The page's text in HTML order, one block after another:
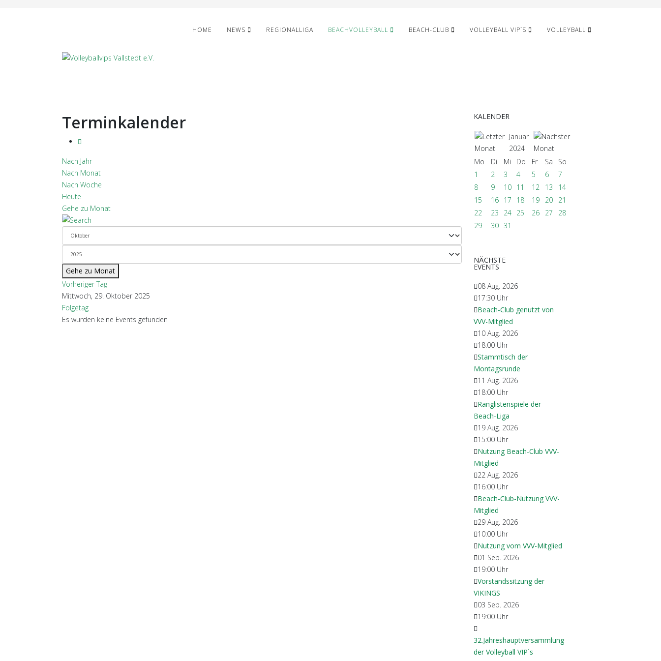
HOME NEWS REGIONALLIGA BEACHVOLLEYBALL BEACH-CLUB VOLLEYBALL VIP´S VOLLEYBALL
Terminkalender
Nach Jahr
Nach Monat
Nach Woche
Heute
Gehe zu Monat
Gehe zu Monat
Vorheriger Tag
Mittwoch, 29. Oktober 2025
Folgetag
Es wurden keine Events gefunden
KALENDER
Januar
2024
Mo
Di Mi Do Fr Sa
So
1
2 3 4 5 6
7
8
9 10 11 12 13
14
15
16 17 18 19 20
21
22
23 24 25 26 27
28
29
30 31
NÄCHSTE
EVENTS
08 Aug. 2026
17:30 Uhr
Beach-Club genutzt von
VVV-Mitglied
10 Aug. 2026
18:00 Uhr
Stammtisch der
Montagsrunde
11 Aug. 2026
18:00 Uhr
Ranglistenspiele der
Beach-Liga
19 Aug. 2026
15:00 Uhr
Nutzung Beach-Club VVV-
Mitglied
22 Aug. 2026
16:00 Uhr
Beach-Club-Nutzung VVV-
Mitglied
29 Aug. 2026
10:00 Uhr
Nutzung vom VVV-Mitglied
01 Sep. 2026
19:00 Uhr
Vorstandssitzung der
VIKINGS
03 Sep. 2026
19:00 Uhr
32.Jahreshauptversammlung
der Volleyball VIP´s